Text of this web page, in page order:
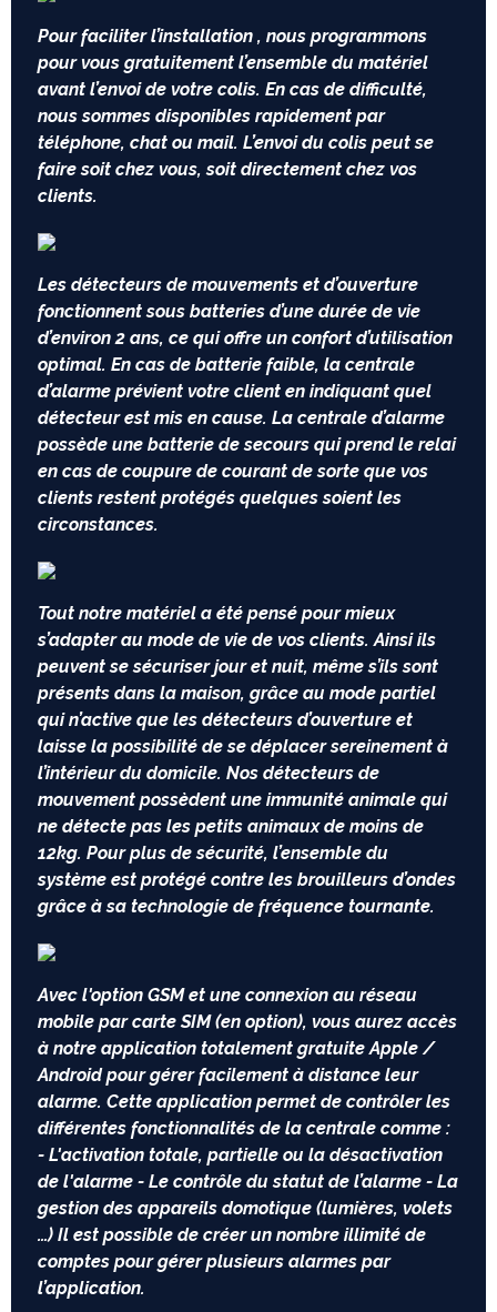
Pour faciliter l’installation , nous programmons
pour vous gratuitement l’ensemble du matériel
avant l’envoi de votre colis. En cas de difficulté,
nous sommes disponibles rapidement par
téléphone, chat ou mail. L’envoi du colis peut se
faire soit chez vous, soit directement chez vos
clients.
Les détecteurs de mouvements et d’ouverture
fonctionnent sous batteries d’une durée de vie
d’environ 2 ans, ce qui offre un confort d’utilisation
optimal. En cas de batterie faible, la centrale
d’alarme prévient votre client en indiquant quel
détecteur est mis en cause. La centrale d’alarme
possède une batterie de secours qui prend le relai
en cas de coupure de courant de sorte que vos
clients restent protégés quelques soient les
circonstances.
Tout notre matériel a été pensé pour mieux
s’adapter au mode de vie de vos clients. Ainsi ils
peuvent se sécuriser jour et nuit, même s’ils sont
présents dans la maison, grâce au mode partiel
qui n’active que les détecteurs d’ouverture et
laisse la possibilité de se déplacer sereinement à
l’intérieur du domicile. Nos détecteurs de
mouvement possèdent une immunité animale qui
ne détecte pas les petits animaux de moins de
12kg. Pour plus de sécurité, l’ensemble du
système est protégé contre les brouilleurs d’ondes
grâce à sa technologie de fréquence tournante.
Avec l'option GSM et une connexion au réseau
mobile par carte SIM (en option), vous aurez accès
à notre application totalement gratuite Apple /
Android pour gérer facilement à distance leur
alarme. Cette application permet de contrôler les
différentes fonctionnalités de la centrale comme :
- L'activation totale, partielle ou la désactivation
de l'alarme - Le contrôle du statut de l’alarme - La
gestion des appareils domotique (lumières, volets
…) Il est possible de créer un nombre illimité de
comptes pour gérer plusieurs alarmes par
l’application.